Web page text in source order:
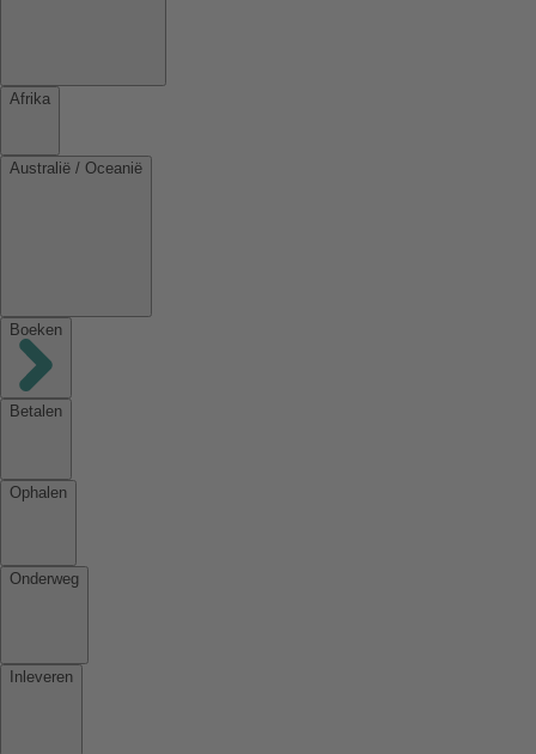
Afrika
Australië / Oceanië
Boeken
Betalen
Ophalen
Onderweg
Inleveren